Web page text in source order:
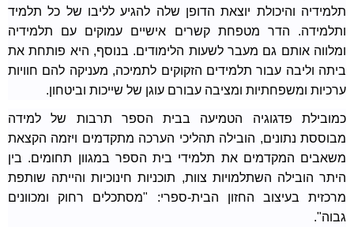
תלמידיה והיכולת יוצאת הדופן שלה להגיע לליבו של כל תלמיד
ותלמידה. הדר מטפחת קשרים אישיים עמוקים עם תלמידיה
ומלווה אותם גם מעבר לשעות הלימודים. בנוסף, היא פותחת את
ביתה וליבה עבור תלמידים הזקוקים לתמיכה, מעניקה להם חוויות
ערכיות ומשפחתיות ומציבה עבורם עוגן של שייכות וביטחון.
כמובילת פדגוגיה הטמיעה בבית הספר תרבות של למידה
מבוססת נתונים, הובילה תהליכי הערכה מתקדמים ויזמה הקצאת
משאבים המקדמים את תלמידי בית הספר במגוון תחומים. בין
היתר הובילה השתלמויות צוות, תוכניות חינוכיות והייתה שותפת
מרכזית בעיצוב החזון הבית-ספרי: "מסתכלים רחוק ומכוונים
גבוה".